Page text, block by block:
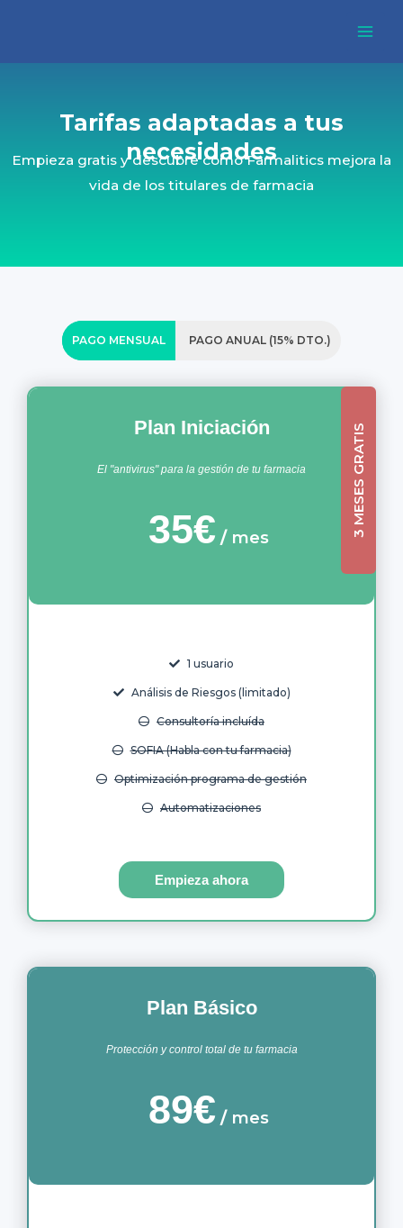
contenido
Tarifas adaptadas a tus
necesidades
Empieza gratis y descubre cómo Farmalitics mejora la
vida de los titulares de farmacia
PAGO MENSUAL PAGO ANUAL (15% DTO.)
3 MESES GRATIS
Plan Iniciación
El "antivirus" para la gestión de tu farmacia
35€ / mes
1 usuario
Análisis de Riesgos (limitado)
Consultoría incluída
SOFIA (Habla con tu farmacia)
Optimización programa de gestión
Automatizaciones
Empieza ahora
Plan Básico
Protección y control total de tu farmacia
89€ / mes